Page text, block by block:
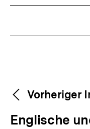
Weitere
Inhalte
Content-
Navigation
Vorheriger
V
Englische